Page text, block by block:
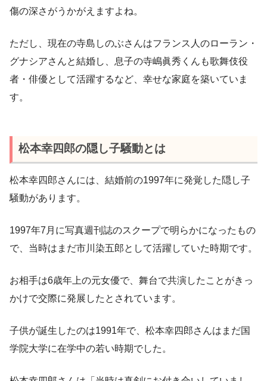
傷の深さがうかがえますよね。
ただし、現在の寺島しのぶさんはフランス人のローラン・
グナシアさんと結婚し、息子の寺嶋眞秀くんも歌舞伎役
者・俳優として活躍するなど、幸せな家庭を築いていま
す。
松本幸四郎の隠し子騒動とは
松本幸四郎さんには、結婚前の1997年に発覚した隠し子
騒動があります。
1997年7月に写真週刊誌のスクープで明らかになったもの
で、当時はまだ市川染五郎として活躍していた時期です。
お相手は6歳年上の元女優で、舞台で共演したことがきっ
かけで交際に発展したとされています。
子供が誕生したのは1991年で、松本幸四郎さんはまだ国
学院大学に在学中の若い時期でした。